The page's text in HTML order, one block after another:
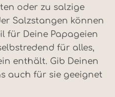
oder zu salzige
Salzstangen können
für Deine Papageien
für alles,
enthält. Gib Deinen
auch für sie geeignet